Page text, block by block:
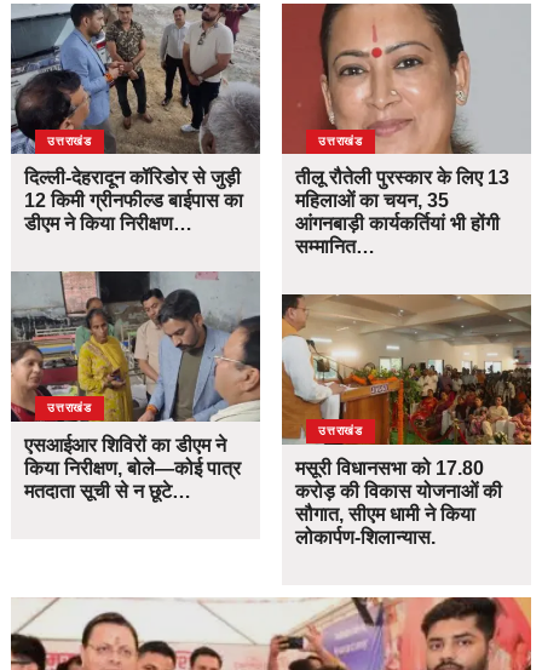
उत्तराखंड
दिल्ली-देहरादून कॉरिडोर से जुड़ी
12 किमी ग्रीनफील्ड बाईपास का
डीएम ने किया निरीक्षण…
उत्तराखंड
एसआईआर शिविरों का डीएम ने
किया निरीक्षण, बोले—कोई पात्र
मतदाता सूची से न छूटे…
उत्तराखंड
तीलू रौतेली पुरस्कार के लिए 13
महिलाओं का चयन, 35
आंगनबाड़ी कार्यकर्तियां भी होंगी
सम्मानित…
उत्तराखंड
मसूरी विधानसभा को 17.80
करोड़ की विकास योजनाओं की
सौगात, सीएम धामी ने किया
लोकार्पण-शिलान्यास.